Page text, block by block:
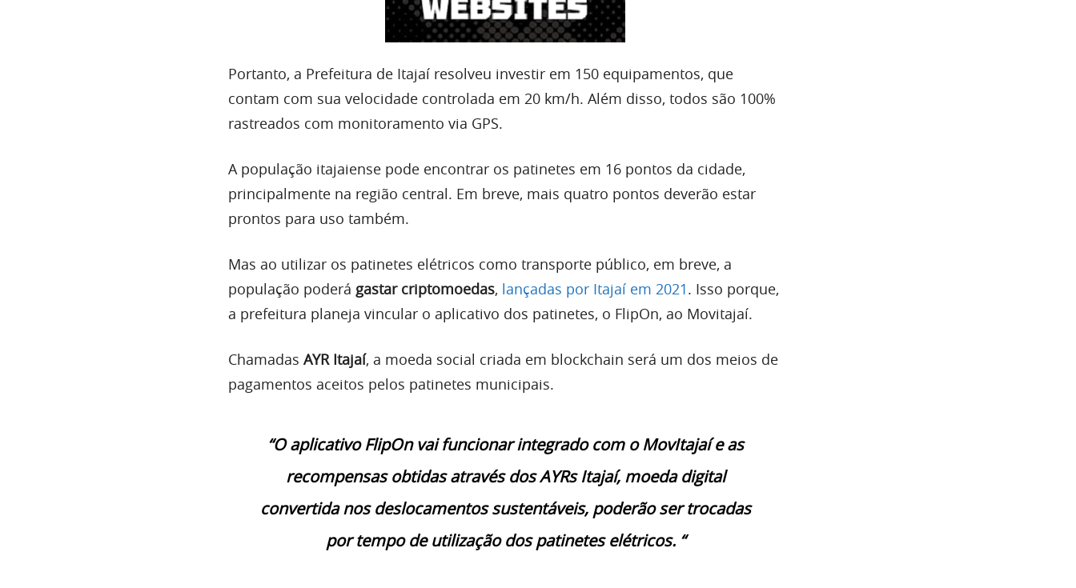
Portanto, a Prefeitura de Itajaí resolveu investir em 150 equipamentos, que
contam com sua velocidade controlada em 20 km/h. Além disso, todos são 100%
rastreados com monitoramento via GPS.
A população itajaiense pode encontrar os patinetes em 16 pontos da cidade,
principalmente na região central. Em breve, mais quatro pontos deverão estar
prontos para uso também.
Mas ao utilizar os patinetes elétricos como transporte público, em breve, a
população poderá gastar criptomoedas, lançadas por Itajaí em 2021. Isso porque,
a prefeitura planeja vincular o aplicativo dos patinetes, o FlipOn, ao Movitajaí.
Chamadas AYR Itajaí, a moeda social criada em blockchain será um dos meios de
pagamentos aceitos pelos patinetes municipais.
“O aplicativo FlipOn vai funcionar integrado com o MovItajaí e as
recompensas obtidas através dos AYRs Itajaí, moeda digital
convertida nos deslocamentos sustentáveis, poderão ser trocadas
por tempo de utilização dos patinetes elétricos. “